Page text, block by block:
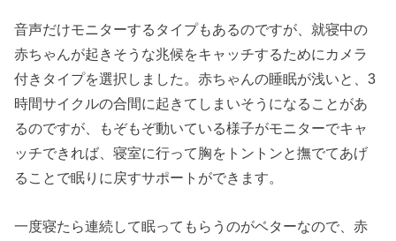
音声だけモニターするタイプもあるのですが、就寝中の
赤ちゃんが起きそうな兆候をキャッチするためにカメラ
付きタイプを選択しました。赤ちゃんの睡眠が浅いと、3
時間サイクルの合間に起きてしまいそうになることがあ
るのですが、もぞもぞ動いている様子がモニターでキャ
ッチできれば、寝室に行って胸をトントンと撫でてあげ
ることで眠りに戻すサポートができます。
一度寝たら連続して眠ってもらうのがベターなので、赤